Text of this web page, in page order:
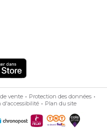
vente
Protection des données
d'accessibilité Plan du site